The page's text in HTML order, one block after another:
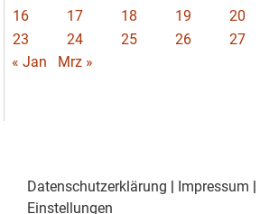
16
17 18 19 20
23
24 25 26 27
« Jan
Mrz »
Datenschutzerklärung Impressum
Einstellungen